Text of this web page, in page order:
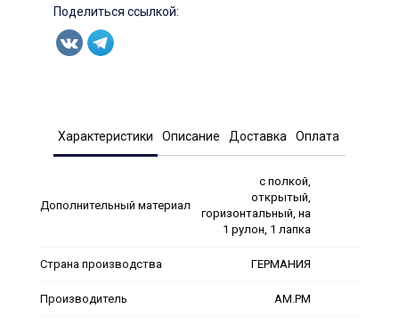
Поделиться ссылкой:
Характеристики Описание Доставка Оплата
Дополнительный материал
с полкой,
открытый,
горизонтальный, на
1 рулон, 1 лапка
Страна производства ГЕРМАНИЯ
Производитель AM.PM